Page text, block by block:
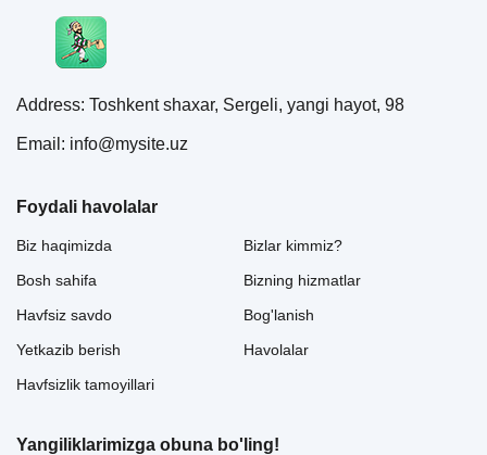
Address: Toshkent shaxar, Sergeli, yangi hayot, 98
Email: info@mysite.uz
Foydali havolalar
Biz haqimizda
Bosh sahifa
Havfsiz savdo
Yetkazib berish
Havfsizlik tamoyillari
Bizlar kimmiz?
Bizning hizmatlar
Bog'lanish
Havolalar
Yangiliklarimizga obuna bo'ling!